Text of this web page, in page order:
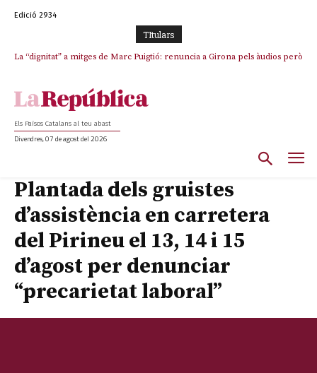
Edició 2934
TItulars
La “dignitat” a mitges de Marc Puigtió: renuncia a Girona pels àudios però
Junts exigeix que Catalunya quedi “fora” del repartiment dels menors
Els Països Catalans al teu abast
Divendres, 07 de agost del 2026
Plantada dels gruistes
d’assistència en carretera
del Pirineu el 13, 14 i 15
d’agost per denunciar
“precarietat laboral”